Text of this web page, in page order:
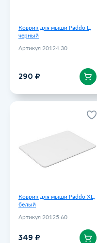
Коврик для мыши Paddo L,
черный
Артикул 20124.30
290 ₽В корзину
Коврик для мыши Paddo ХL,
белый
Артикул 20125.60
349 ₽
Коврик для мыши Paddo ХL,
белый
Артикул 20125.60
349 ₽
В корзину